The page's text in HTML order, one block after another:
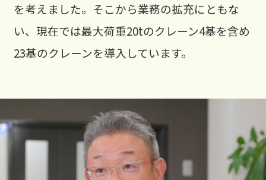
を考えました。そこから業務の拡充にともな
い、現在では最大荷重20tのクレーン4基を含め
23基のクレーンを導入しています。